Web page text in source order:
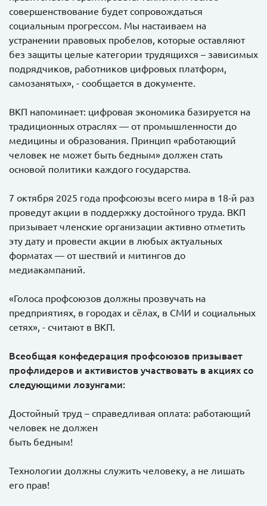
совершенствование будет сопровождаться
социальным прогрессом. Мы настаиваем на
устранении правовых пробелов, которые оставляют
без защиты целые категории трудящихся – зависимых
подрядчиков, работников цифровых платформ,
самозанятых», - сообщается в документе.
ВКП напоминает: цифровая экономика базируется на
традиционных отраслях — от промышленности до
медицины и образования. Принцип «работающий
человек не может быть бедным» должен стать
основой политики каждого государства.
7 октября 2025 года профсоюзы всего мира в 18-й раз
проведут акции в поддержку достойного труда. ВКП
призывает членские организации активно отметить
эту дату и провести акции в любых актуальных
форматах — от шествий и митингов до
медиакампаний.
«Голоса профсоюзов должны прозвучать на
предприятиях, в городах и сёлах, в СМИ и социальных
сетях», - считают в ВКП.
Всеобщая конфедерация профсоюзов призывает
профлидеров и активистов участвовать в акциях со
следующими лозунгами:
Достойный труд – справедливая оплата: работающий
человек не должен
быть бедным!
Технологии должны служить человеку, а не лишать
его прав!